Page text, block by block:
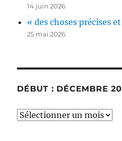
14 juin 2026
« des choses précises
25 mai 2026
DÉBUT : DÉCEMBRE
début